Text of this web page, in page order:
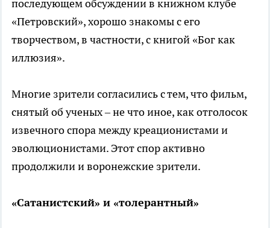
последующем обсуждении в книжном клубе
«Петровский», хорошо знакомы с его
творчеством, в частности, с книгой «Бог как
иллюзия».
Многие зрители согласились с тем, что фильм,
снятый об ученых – не что иное, как отголосок
извечного спора между креационистами и
эволюционистами. Этот спор активно
продолжили и воронежские зрители.
«Сатанистский» и «толерантный»